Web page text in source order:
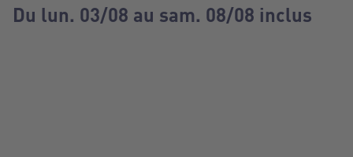
Du lun. 03/08 au sam. 08/08 inclus